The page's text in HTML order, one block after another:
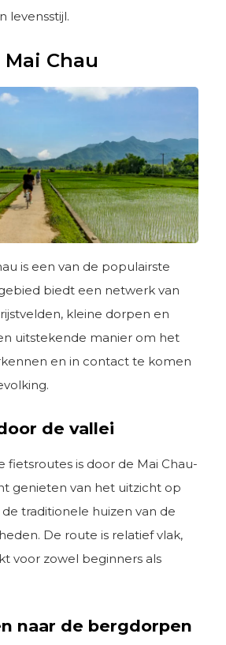
levensstijl.
Chau
is een van de populairste
biedt een netwerk van
kleine dorpen en
uitstekende manier om het
en in contact te komen
de vallei
fietsroutes is door de Mai Chau-
genieten van het uitzicht op
traditionele huizen van de
De route is relatief vlak,
voor zowel beginners als
naar de bergdorpen